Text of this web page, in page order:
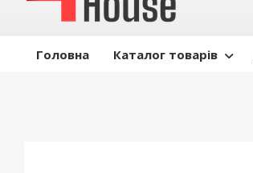
Головна Каталог товарів